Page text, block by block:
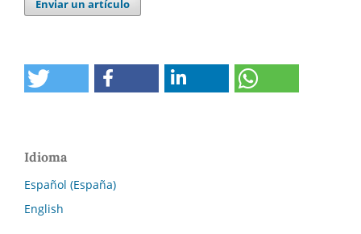
Enviar un artículo
Idioma
Español (España)
English